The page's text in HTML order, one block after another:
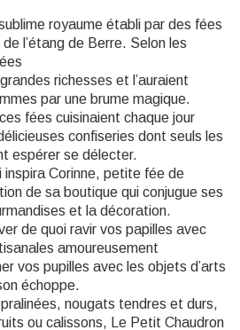
royaume établi par des fées
l’étang de Berre. Selon les
richesses et l’auraient
par une brume magique.
fées cuisinaient chaque jour
confiseries dont seuls les
espérer se délecter.
inspira Corinne, petite fée de
de sa boutique qui conjugue ses
et la décoration.
de quoi ravir vos papilles avec
amoureusement
vos pupilles avec les objets d’arts
échoppe.
nougats tendres et durs,
ou calissons, Le Petit Chaudron